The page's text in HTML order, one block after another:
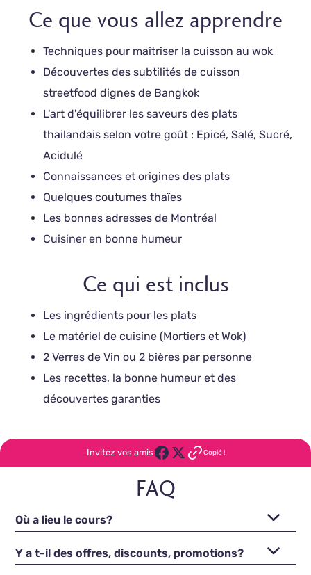
Ce que vous allez apprendre
Techniques pour maîtriser la cuisson au wok
Découvertes des subtilités de cuisson
streetfood dignes de Bangkok
L'art d'équilibrer les saveurs des plats
thailandais selon votre goût : Epicé, Salé, Sucré,
Acidulé
Connaissances et origines des plats
Quelques coutumes thaïes
Les bonnes adresses de Montréal
Cuisiner en bonne humeur
Ce qui est inclus
Les ingrédients pour les plats
Le matériel de cuisine (Mortiers et Wok)
2 Verres de Vin ou 2 bières par personne
Les recettes, la bonne humeur et des
découvertes garanties
Invitez vos amis Copié !
FAQ
Où a lieu le cours?
Y a t-il des offres, discounts, promotions?